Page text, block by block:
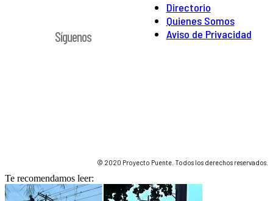
Directorio
Quienes Somos
Aviso de Privacidad
Síguenos
© 2020 Proyecto Puente. Todos los derechos reservados.
Te recomendamos leer: